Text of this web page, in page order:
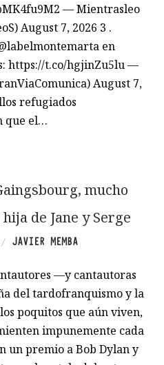
— Mientrasleo
August 7, 2026 3 .
en
https://t.co/hgjinZu5lu —
August 7,
refugiados
que el…
mucho
de Jane y Serge
/ JAVIER MEMBA
—y cantautoras
del tardofranquismo y la
poquitos que aún viven,
impunemente cada
un premio a Bob Dylan y